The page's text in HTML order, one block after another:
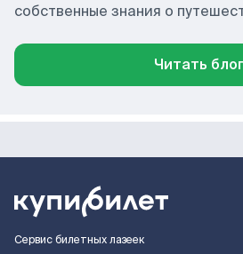
собственные знания о
Читать блог
Сервис билетных лазеек